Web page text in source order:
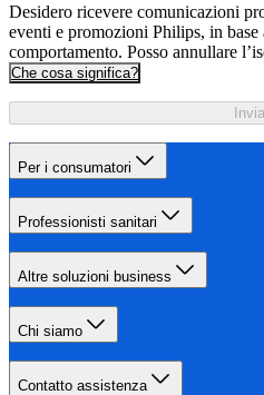
Desidero ricevere comunicazioni
eventi e promozioni Philips, in
comportamento. Posso annullare
Che cosa significa?
Invia
Per i consumatori
Professionisti sanitari
Altre soluzioni business
Chi siamo
Contatto assistenza